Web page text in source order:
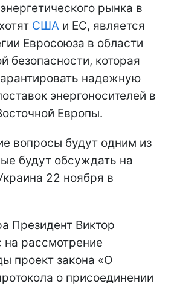
рынка в
США и ЕС, является
Евросоюза в области
безопасности, которая
надежную
энергоносителей в
Европы.
вопросы будут одним из
будут обсуждать на
22 ноября в
Президент Виктор
на рассмотрение
проект закона «О
о присоединении